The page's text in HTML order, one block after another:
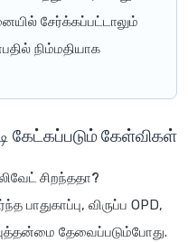
சேர்க்கப்பட்டாலும்
நிம்மதியாக
கேட்கப்படும் கேள்விகள்
சிறந்ததா?
பாதுகாப்பு, விருப்ப OPD,
தேவைப்படும்போது.